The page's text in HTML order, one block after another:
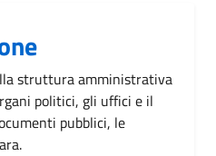
struttura amministrativa
politici, gli uffici e il
pubblici, le